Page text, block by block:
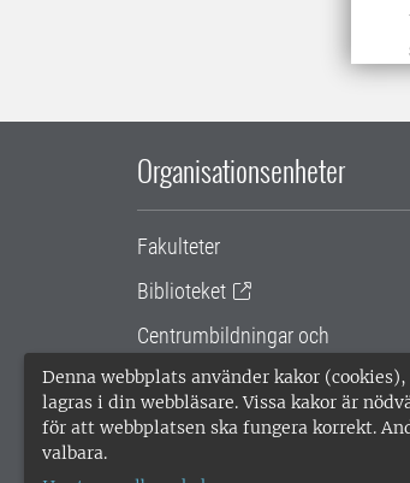
Denna webbplats använder kakor (cookies),
lagras i din webbläsare. Vissa kakor är
för att webbplatsen ska fungera korrekt.
valbara.
Organisationsenheter
Fakulteter
Biblioteket
Centrumbildningar och
samarbetsprojekt
Gemensamma